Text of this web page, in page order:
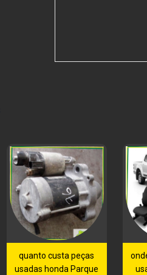
quanto custa peças
usadas honda Parque